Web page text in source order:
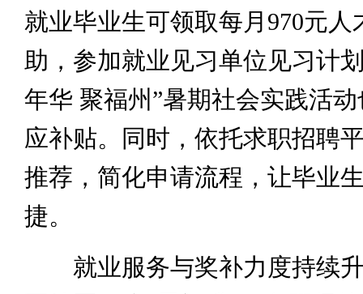
就业毕业生可领取每月970元人
助，参加就业见习单位见习计
年华 聚福州”暑期社会实践活
应补贴。同时，依托求职招聘
推荐，简化申请流程，让毕业
捷。
就业服务与奖补力度持续升